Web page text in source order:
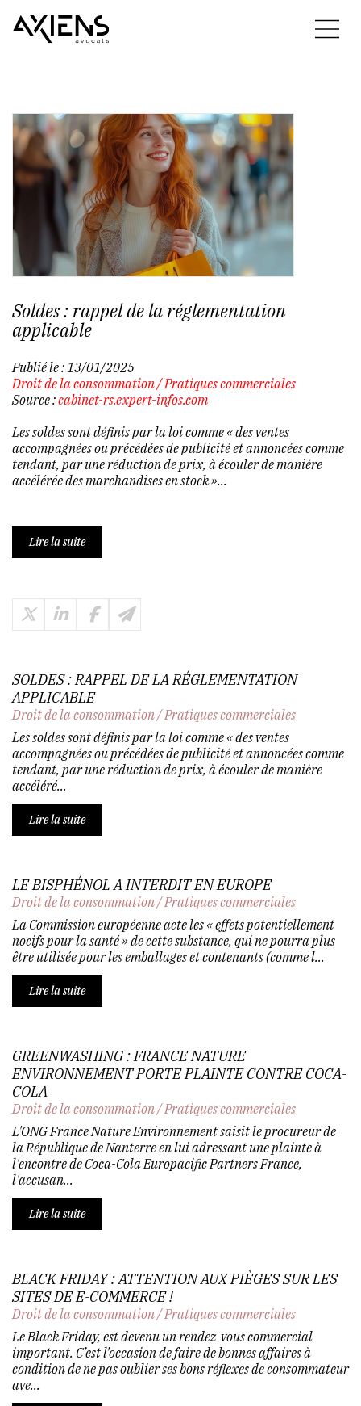
Soldes : rappel de la réglementation
applicable
Publié le : 13/01/2025
Droit de la consommation/Pratiques commerciales
Source :cabinet-rs.expert-infos.com
Les soldes sont définis par la loi comme « des ventes
accompagnées ou précédées de publicité et annoncées comme
tendant, par une réduction de prix, à écouler de manière
accélérée des marchandises en stock »...
Lire la suite
SOLDES : RAPPEL DE LA RÉGLEMENTATION
APPLICABLE
Droit de la consommation/Pratiques commerciales
Les soldes sont définis par la loi comme « des ventes
accompagnées ou précédées de publicité et annoncées comme
tendant, par une réduction de prix, à écouler de manière
accéléré...
Lire la suite
LE BISPHÉNOL A INTERDIT EN EUROPE
Droit de la consommation/Pratiques commerciales
La Commission européenne acte les « effets potentiellement
nocifs pour la santé » de cette substance, qui ne pourra plus
être utilisée pour les emballages et contenants (comme l...
Lire la suite
GREENWASHING : FRANCE NATURE
ENVIRONNEMENT PORTE PLAINTE CONTRE COCA-
COLA
Droit de la consommation/Pratiques commerciales
L'ONG France Nature Environnement saisit le procureur de
la République de Nanterre en lui adressant une plainte à
l'encontre de Coca-Cola Europacific Partners France,
l'accusan...
Lire la suite
BLACK FRIDAY : ATTENTION AUX PIÈGES SUR LES
SITES DE E-COMMERCE !
Droit de la consommation/Pratiques commerciales
Le Black Friday, est devenu un rendez-vous commercial
important. C’est l’occasion de faire de bonnes affaires à
condition de ne pas oublier ses bons réflexes de consommateur
ave...